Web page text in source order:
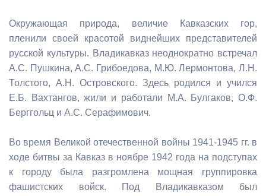
Окружающая природа, величие Кавказских гор,
пленили своей красотой виднейших представителей
русской культуры. Владикавказ неоднократно встречал
А.С. Пушкина, А.С. Грибоедова, М.Ю. Лермонтова, Л.Н.
Толстого, А.Н. Островского. Здесь родился и учился
Е.Б. Вахтангов, жили и работали М.А. Булгаков, О.Ф.
Берггольц и А.С. Серафимович.
Во время Великой отечественной войны 1941-1945 гг. в
ходе битвы за Кавказ в ноябре 1942 года на подступах
к городу была разгромлена мощная группировка
фашистских войск. Под Владикавказом был